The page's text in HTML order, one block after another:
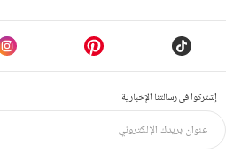
إشتركوا في رسالتنا الإخبارية